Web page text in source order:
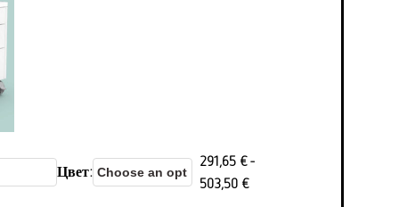
Цвет
291,65 €-
503,50 €